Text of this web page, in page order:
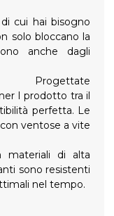
cui hai bisogno
solo bloccano la
anche dagli
I prodotto tra il
perfetta. Le
ventose a vite
materiali di alta
sono resistenti
nel tempo.